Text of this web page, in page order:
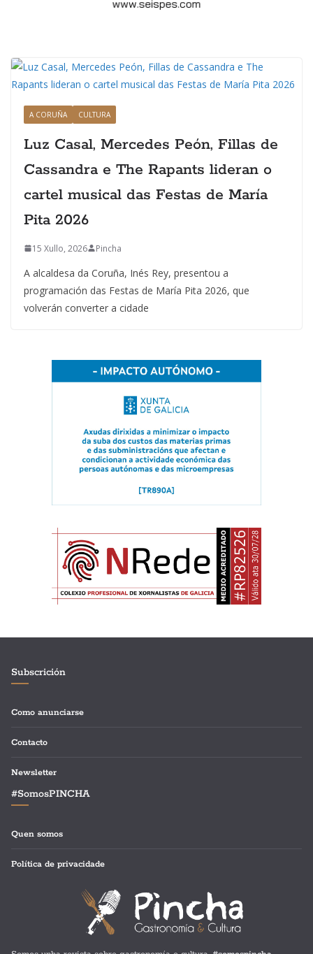
A CORUÑA CULTURA
Luz Casal, Mercedes Peón, Fillas de
Cassandra e The Rapants lideran o
cartel musical das Festas de María
Pita 2026
15 Xullo, 2026 Pincha
A alcaldesa da Coruña, Inés Rey, presentou a
programación das Festas de María Pita 2026, que
volverán converter a cidade
Subscrición
Como anunciarse
Contacto
Newsletter
#SomosPINCHA
Quen somos
Política de privacidade